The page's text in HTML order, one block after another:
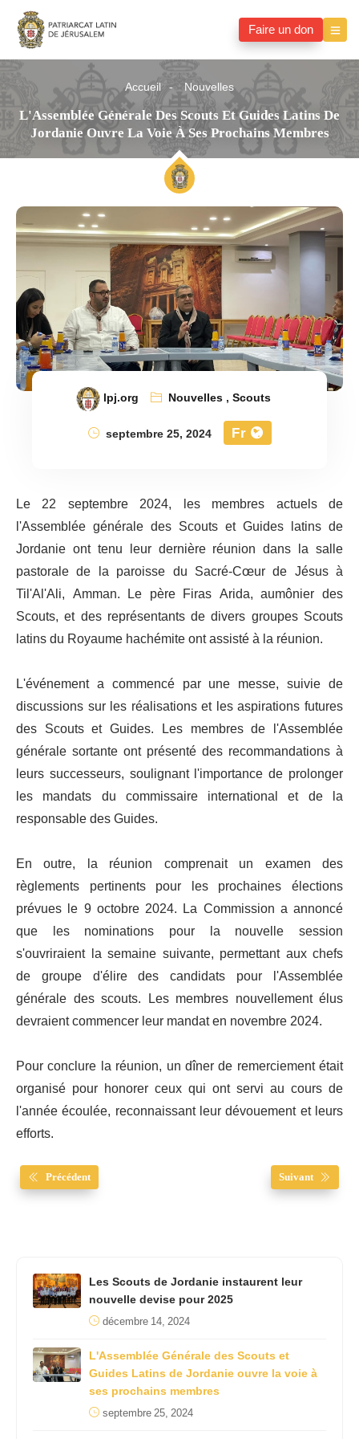
Faire un don
Accueil Nouvelles
L'Assemblée Générale Des Scouts Et Guides Latins De
Jordanie Ouvre La Voie À Ses Prochains Membres
lpj.org Nouvelles,Scouts
septembre 25, 2024
Fr
Le 22 septembre 2024, les membres actuels de
l'Assemblée générale des Scouts et Guides latins de
Jordanie ont tenu leur dernière réunion dans la salle
pastorale de la paroisse du Sacré-Cœur de Jésus à
Til'Al'Ali, Amman. Le père Firas Arida, aumônier des
Scouts, et des représentants de divers groupes Scouts
latins du Royaume hachémite ont assisté à la réunion.
L'événement a commencé par une messe, suivie de
discussions sur les réalisations et les aspirations futures
des Scouts et Guides. Les membres de l'Assemblée
générale sortante ont présenté des recommandations à
leurs successeurs, soulignant l'importance de prolonger
les mandats du commissaire international et de la
responsable des Guides.
En outre, la réunion comprenait un examen des
règlements pertinents pour les prochaines élections
prévues le 9 octobre 2024. La Commission a annoncé
que les nominations pour la nouvelle session
s'ouvriraient la semaine suivante, permettant aux chefs
de groupe d'élire des candidats pour l'Assemblée
générale des scouts. Les membres nouvellement élus
devraient commencer leur mandat en novembre 2024.
Pour conclure la réunion, un dîner de remerciement était
organisé pour honorer ceux qui ont servi au cours de
l'année écoulée, reconnaissant leur dévouement et leurs
efforts.
Précédent Suivant
Les Scouts de Jordanie instaurent leur
nouvelle devise pour 2025
décembre 14, 2024
L'Assemblée Générale des Scouts et
Guides Latins de Jordanie ouvre la voie à
ses prochains membres
septembre 25, 2024